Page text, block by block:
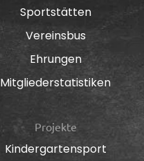
Sportstätten
Vereinsbus
Ehrungen
Mitgliederstatistiken
Projekte
Kindergartensport